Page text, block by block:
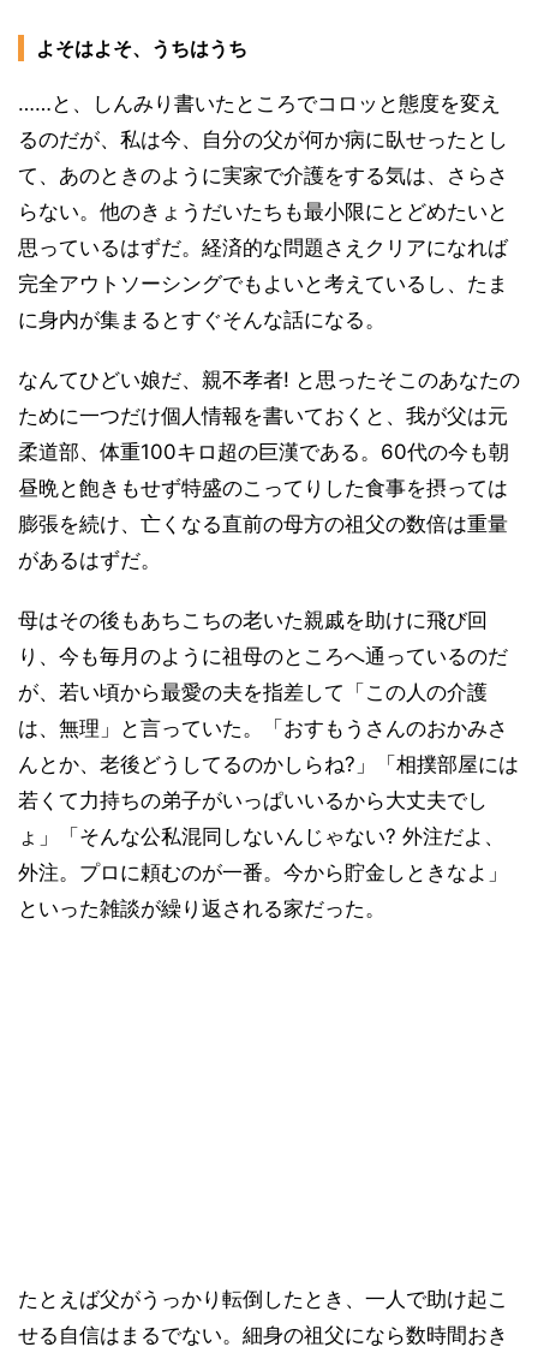
よそはよそ、うちはうち
……と、しんみり書いたところでコロッと態度を変え
るのだが、私は今、自分の父が何か病に臥せったとし
て、あのときのように実家で介護をする気は、さらさ
らない。他のきょうだいたちも最小限にとどめたいと
思っているはずだ。経済的な問題さえクリアになれば
完全アウトソーシングでもよいと考えているし、たま
に身内が集まるとすぐそんな話になる。
なんてひどい娘だ、親不孝者! と思ったそこのあなたの
ために一つだけ個人情報を書いておくと、我が父は元
柔道部、体重100キロ超の巨漢である。60代の今も朝
昼晩と飽きもせず特盛のこってりした食事を摂っては
膨張を続け、亡くなる直前の母方の祖父の数倍は重量
があるはずだ。
母はその後もあちこちの老いた親戚を助けに飛び回
り、今も毎月のように祖母のところへ通っているのだ
が、若い頃から最愛の夫を指差して「この人の介護
は、無理」と言っていた。「おすもうさんのおかみさ
んとか、老後どうしてるのかしらね?」「相撲部屋には
若くて力持ちの弟子がいっぱいいるから大丈夫でし
ょ」「そんな公私混同しないんじゃない? 外注だよ、
外注。プロに頼むのが一番。今から貯金しときなよ」
といった雑談が繰り返される家だった。
たとえば父がうっかり転倒したとき、一人で助け起こ
せる自信はまるでない。細身の祖父になら数時間おき